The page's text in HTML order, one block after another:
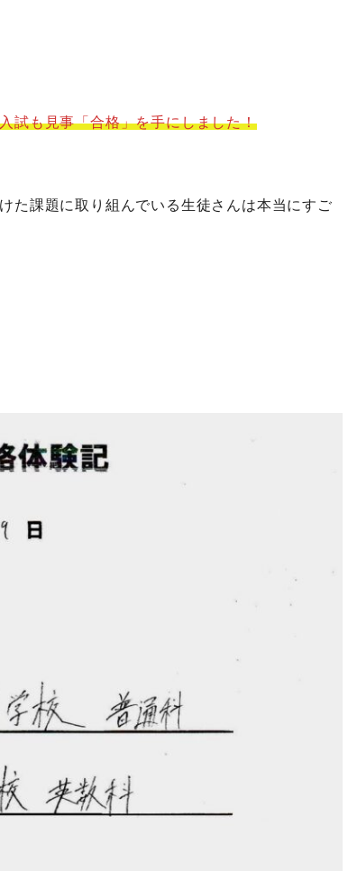
試も見事「合格」を手にしました！
た課題に取り組んでいる生徒さんは本当にすご